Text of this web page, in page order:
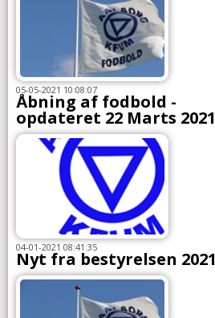
05-05-2021 10:08:07
Åbning af fodbold -
opdateret 22 Marts 2021
04-01-2021 08:41:35
Nyt fra bestyrelsen 2021